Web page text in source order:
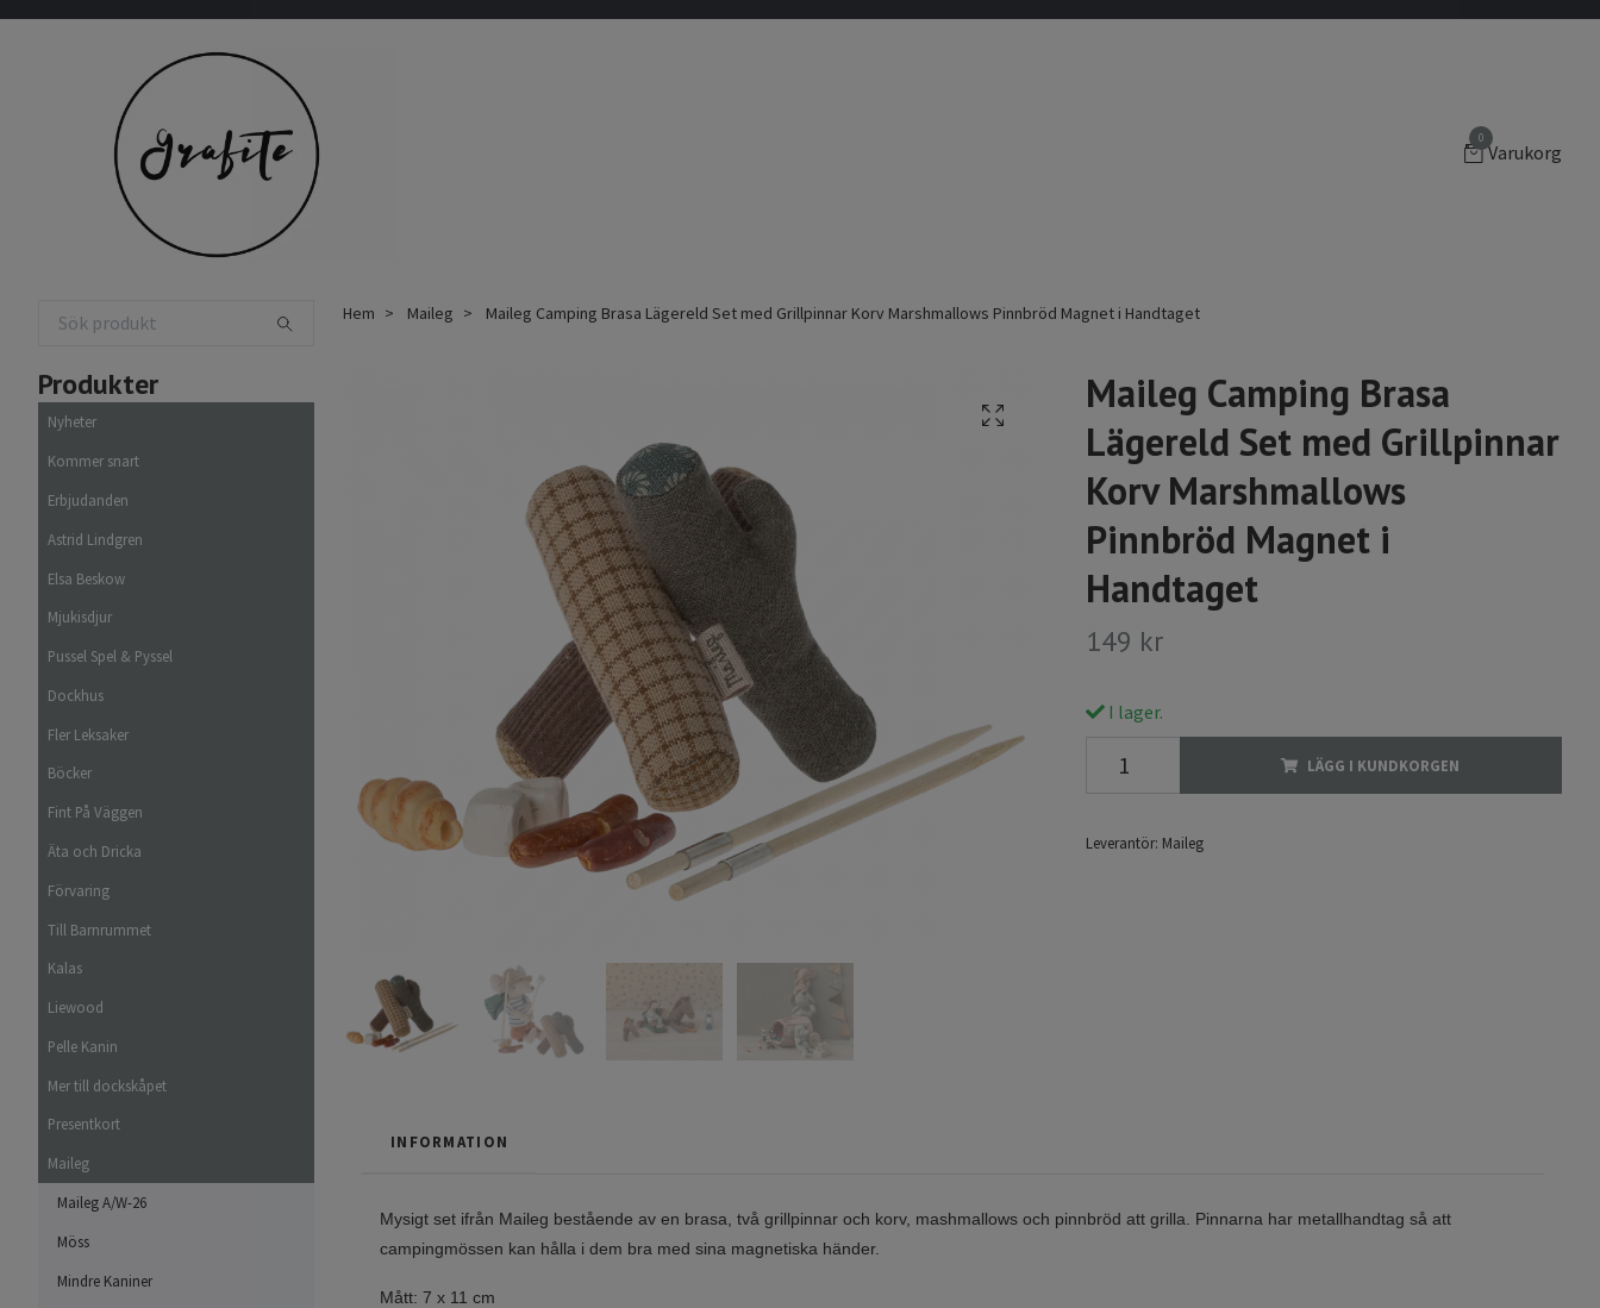
0
Varukorg
Produkter
Nyheter
Kommer snart
Erbjudanden
Astrid Lindgren
Elsa Beskow
Mjukisdjur
Pussel Spel & Pyssel
Dockhus
Fler Leksaker
Böcker
Fint På Väggen
Äta och Dricka
Förvaring
Till Barnrummet
Kalas
Liewood
Pelle Kanin
Mer till dockskåpet
Presentkort
Maileg
Maileg A/W-26
Möss
Mindre Kaniner
Hem Maileg Maileg Camping Brasa Lägereld Set med Grillpinnar Korv Marshmallows Pinnbröd Magnet i Handtaget
Maileg Camping Brasa
Lägereld Set med Grillpinnar
Korv Marshmallows
Pinnbröd Magnet i
Handtaget
149 kr
I lager.
LÄGG I KUNDKORGEN
Leverantör: Maileg
INFORMATION
Mysigt set ifrån Maileg bestående av en brasa, två grillpinnar och korv, mashmallows och pinnbröd att grilla. Pinnarna har metallhandtag så att
campingmössen kan hålla i dem bra med sina magnetiska händer.
Mått: 7 x 11 cm